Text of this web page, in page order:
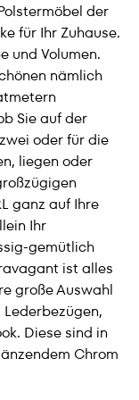
der
für Ihr Zuhause.
und Volumen.
nämlich
Sie auf der
oder für die
liegen oder
ganz auf Ihre
Ihr
gemütlich
ist alles
große Auswahl
Diese sind in
Chrom